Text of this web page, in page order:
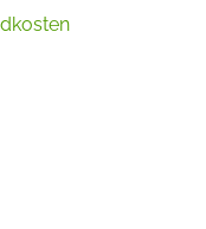
verfügbar.)